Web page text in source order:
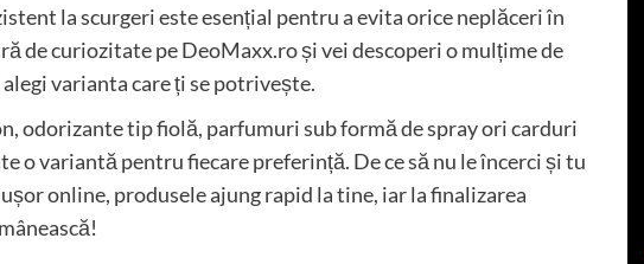
la scurgeri este esențial pentru a evita orice neplăceri în
curiozitate pe DeoMaxx.ro și vei descoperi o mulțime de
varianta care ți se potrivește.
odorizante tip fiolă, parfumuri sub formă de spray ori carduri
o variantă pentru fiecare preferință. De ce să nu le încerci și tu
online, produsele ajung rapid la tine, iar la finalizarea